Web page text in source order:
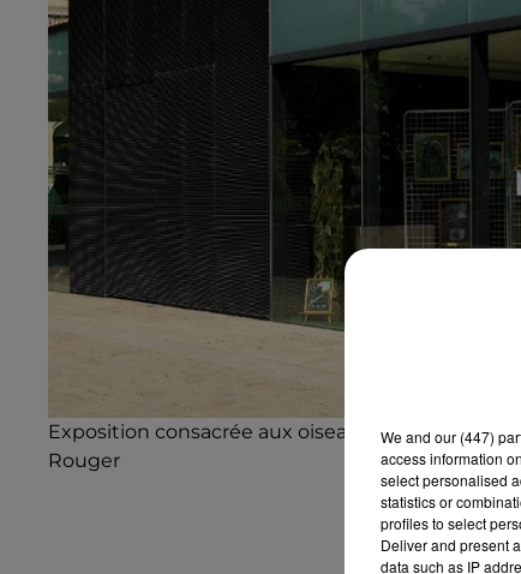
Exposition consacrée aux oiseaux du 12 au 22
Rouger
We and our (447)
access information
select personalised
statistics or
profiles to select
Deliver and present
data such as IP